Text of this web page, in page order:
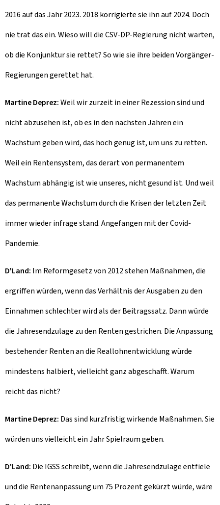
2016 auf das Jahr 2023. 2018 korrigierte sie ihn auf 2024. Doch
nie trat das ein. Wieso will die CSV-DP-Regierung nicht warten,
ob die Konjunktur sie rettet? So wie sie ihre beiden Vorgänger-
Regierungen gerettet hat.
Martine Deprez:Weil wir zurzeit in einer Rezession sind und
nicht abzusehen ist, ob es in den nächsten Jahren ein
Wachstum geben wird, das hoch genug ist, um uns zu retten.
Weil ein Rentensystem, das derart von permanentem
Wachstum abhängig ist wie unseres, nicht gesund ist. Und weil
das permanente Wachstum durch die Krisen der letzten Zeit
immer wieder infrage stand. Angefangen mit der Covid-
Pandemie.
D'Land: Im Reformgesetz von 2012 stehen Maßnahmen, die
ergriffen würden, wenn das Verhältnis der Ausgaben zu den
Einnahmen schlechter wird als der Beitragssatz. Dann würde
die Jahresendzulage zu den Renten gestrichen. Die Anpassung
bestehender Renten an die Reallohnentwicklung würde
mindestens halbiert, vielleicht ganz abgeschafft. Warum
reicht das nicht?
Martine Deprez: Das sind kurzfristig wirkende Maßnahmen. Sie
würden uns vielleicht ein Jahr Spielraum geben.
D'Land: Die IGSS schreibt, wenn die Jahresendzulage entfiele
und die Rentenanpassung um 75 Prozent gekürzt würde, wäre